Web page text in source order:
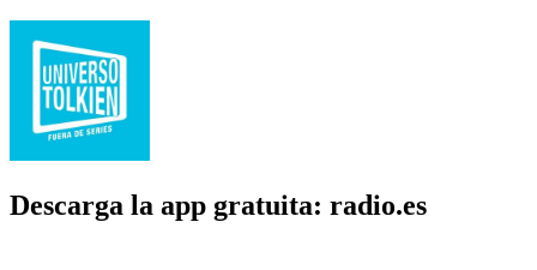
Descarga la app gratuita: radio.es